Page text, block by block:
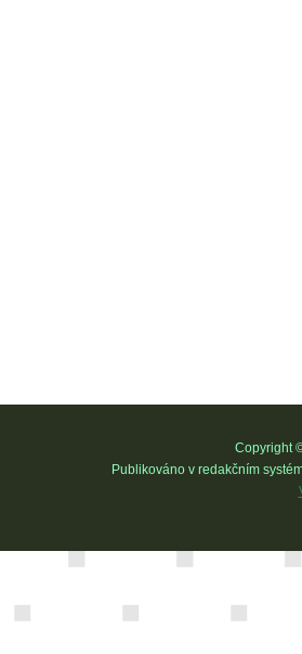
Copyright
Publikováno v redakčním